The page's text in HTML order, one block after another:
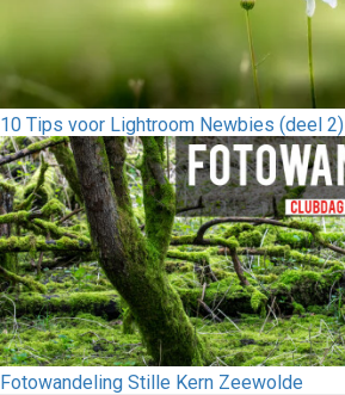
10 Tips voor Lightroom Newbies (deel 2)
Fotowandeling Stille Kern Zeewolde